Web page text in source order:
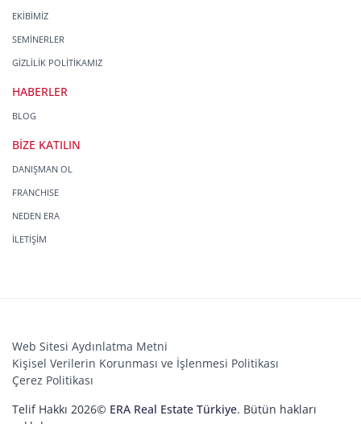
EKİBİMİZ
SEMİNERLER
GİZLİLİK POLİTİKAMIZ
HABERLER
BLOG
BİZE KATILIN
DANIŞMAN OL
FRANCHISE
NEDEN ERA
İLETİŞİM
Web Sitesi Aydınlatma Metni
Kişisel Verilerin Korunması ve İşlenmesi Politikası
Çerez Politikası
Telif Hakkı 2026© ERA Real Estate Türkiye. Bütün hakları